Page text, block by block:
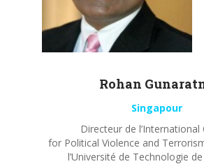
Rohan
Singapour
Directeur de l’International
for Political Violence and
l’Université de Technologie